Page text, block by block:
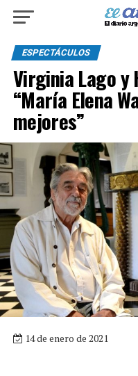
ESPECTÁCULOS
Virginia Lago y
“María Elena
mejores”
14 de enero de 2021